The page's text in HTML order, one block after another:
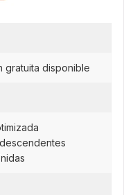
gratuita disponible